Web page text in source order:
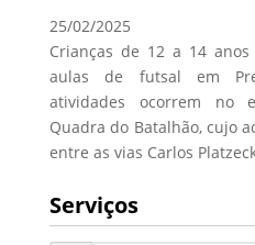
25/02/2025
Crianças de 12 a 14
aulas de futsal em
atividades ocorrem no
Quadra do Batalhão, cujo
entre as vias Carlos
Serviços